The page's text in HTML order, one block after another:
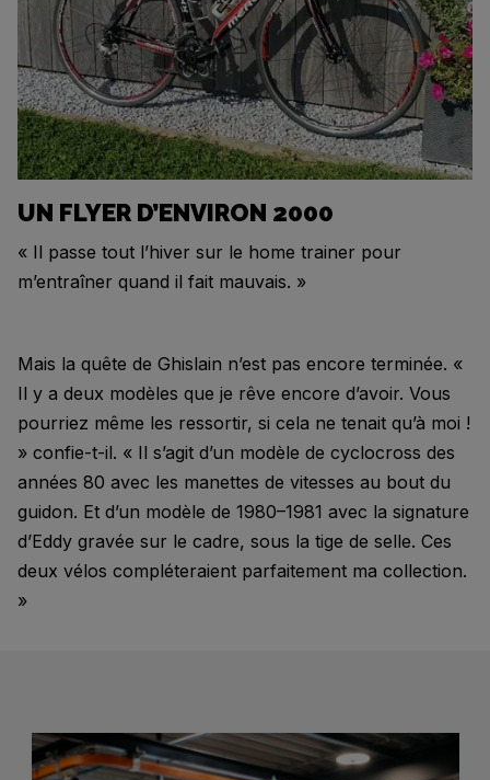
UN FLYER D’ENVIRON 2000
« Il passe tout l’hiver sur le home trainer pour
m’entraîner quand il fait mauvais. »
Mais la quête de Ghislain n’est pas encore terminée. «
Il y a deux modèles que je rêve encore d’avoir. Vous
pourriez même les ressortir, si cela ne tenait qu’à moi !
» confie-t-il. « Il s’agit d’un modèle de cyclocross des
années 80 avec les manettes de vitesses au bout du
guidon. Et d’un modèle de 1980–1981 avec la signature
d’Eddy gravée sur le cadre, sous la tige de selle. Ces
deux vélos compléteraient parfaitement ma collection.
»